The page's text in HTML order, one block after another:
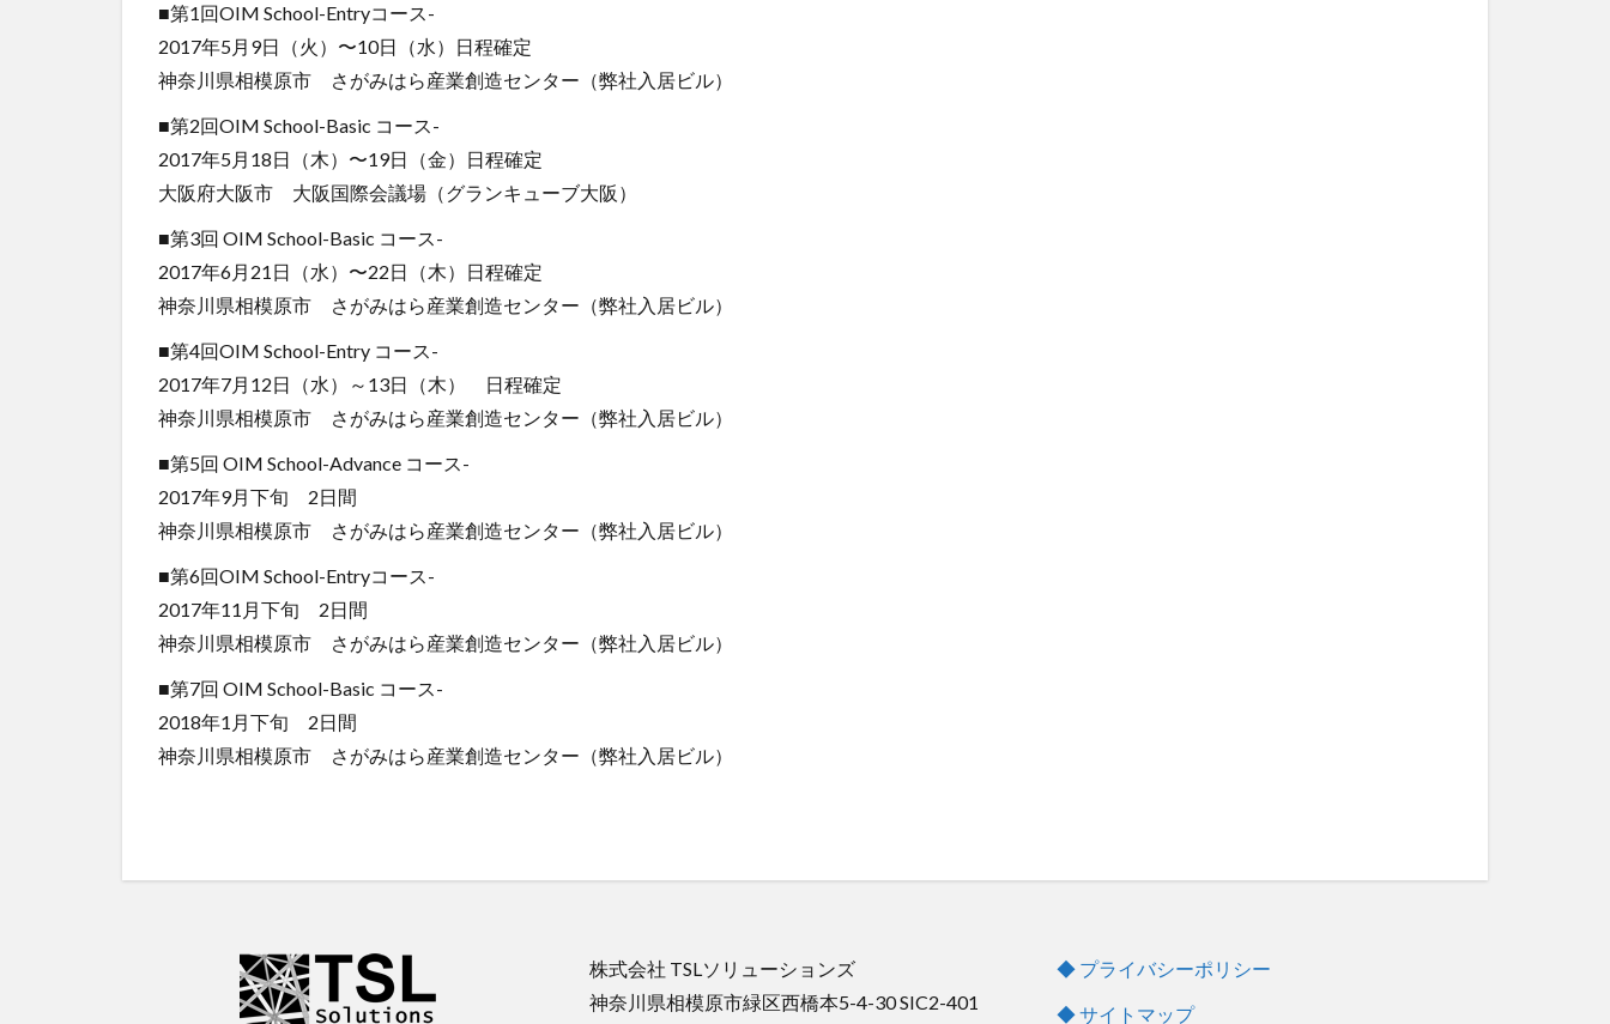
■第1回OIM School-Entryコース-
2017年5月9日（火）〜10日（水）日程確定
神奈川県相模原市 さがみはら産業創造センター（弊社入居ビル）
■第2回OIM School-Basic コース-
2017年5月18日（木）〜19日（金）日程確定
大阪府大阪市 大阪国際会議場（グランキューブ大阪）
■第3回 OIM School-Basic コース-
2017年6月21日（水）〜22日（木）日程確定
神奈川県相模原市 さがみはら産業創造センター（弊社入居ビル）
■第4回OIM School-Entry コース-
2017年7月12日（水）～13日（木） 日程確定
神奈川県相模原市 さがみはら産業創造センター（弊社入居ビル）
■第5回 OIM School-Advance コース-
2017年9月下旬 2日間
神奈川県相模原市 さがみはら産業創造センター（弊社入居ビル）
■第6回OIM School-Entryコース-
2017年11月下旬 2日間
神奈川県相模原市 さがみはら産業創造センター（弊社入居ビル）
■第7回 OIM School-Basic コース-
2018年1月下旬 2日間
神奈川県相模原市 さがみはら産業創造センター（弊社入居ビル）
株式会社 TSLソリューションズ
神奈川県相模原市緑区西橋本5-4-30 SIC2-401
◆ プライバシーポリシー
◆ サイトマップ